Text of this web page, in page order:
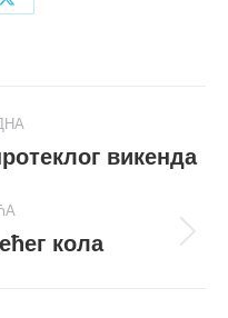
Share
викенда
кола